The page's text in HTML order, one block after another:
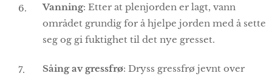
Vanning: Etter at plenjorden er lagt, vann
området grundig for å hjelpe jorden med å sette
seg og gi fuktighet til det nye gresset.
Såing av gressfrø: Dryss gressfrø jevnt over